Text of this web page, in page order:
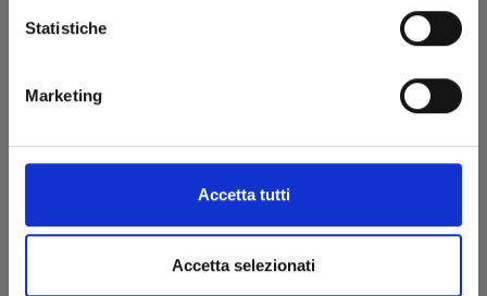
Statistiche
Marketing
Accetta tutti
Accetta selezionati